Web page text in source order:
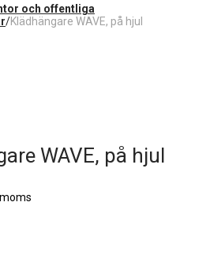
och offentliga
/Klädhängare WAVE, på hjul
WAVE, på hjul